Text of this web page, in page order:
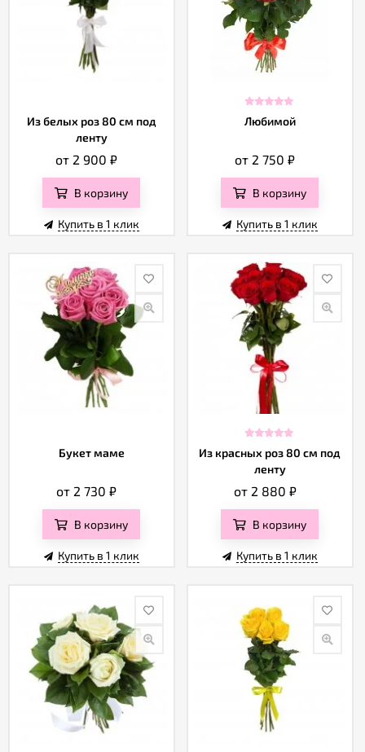
Из белых роз 80 см под
ленту
от 2 900₽
В корзину
Купить в 1 клик
Любимой
от 2 750₽
В корзину
Купить в 1 клик
Букет маме
от 2 730₽
В корзину
Купить в 1 клик
Из красных роз 80 см под
ленту
от 2 880 ₽
В корзину
Купить в 1 клик